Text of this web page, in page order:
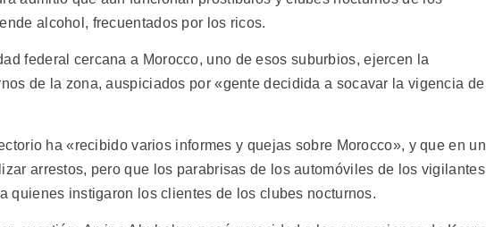
alcohol, frecuentados por los ricos.
federal cercana a Morocco, uno de esos suburbios, ejercen la
de la zona, auspiciados por «gente decidida a socavar la vigencia de
ha «recibido varios informes y quejas sobre Morocco», y que en
arrestos, pero que los parabrisas de los automóviles de los vigilantes
quienes instigaron los clientes de los clubes nocturnos.